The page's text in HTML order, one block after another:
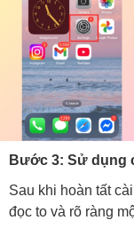
Bước 3: Sử dụng
Sau khi hoàn tất
đọc to và rõ ràng